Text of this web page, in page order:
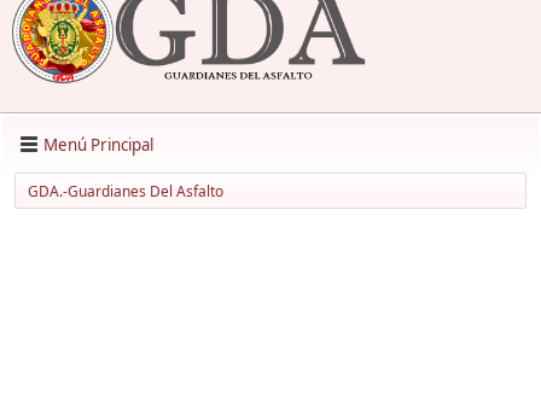
Menú Principal
GDA.-Guardianes Del Asfalto